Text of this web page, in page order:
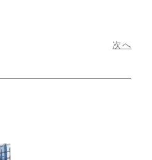
次へ